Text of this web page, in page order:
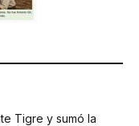
Tigre y sumó la